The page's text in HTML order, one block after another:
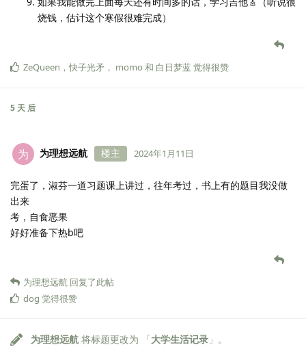
烧钱，估计这个寒假很难完成）
ZeQueen ， 快子光矛 ， momo 和 白日梦蓝觉得很赞
5 天 后
为 为理想远航 楼主 2024年1月11日
完蛋了，淑芬一道习题课上讲过，往年考过，书上有的题目我没做
出来
考，自食恶果
好好准备下热b吧
为理想远航 回复了此帖
dog 觉得很赞
为理想远航 将标题更改为 「大学生活记录 」。